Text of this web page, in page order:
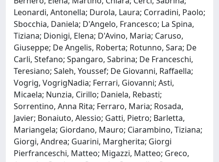
Leonardi, Antonella; Durola, Laura; Corradini, Paolo;
Sbocchia, Daniela; D'Angelo, Francesco; La Spina,
Tiziana; Dionigi, Elena; D'Avino, Maria; Caruso,
Giuseppe; De Angelis, Roberta; Rotunno, Sara; De
Carli, Stefano; Spangaro, Sabrina; De Franceschi,
Teresiano; Saleh, Youssef; De Giovanni, Raffaella;
Vogrig, VogrigNadia; Ferrari, Giovanni; Asti,
Micaela; Nunzia, Cirillo; Daniela, Rebasti;
Sorrentino, Anna Rita; Ferraro, Maria; Rosada,
Javier; Bonaiuto, Alessio; Gatti, Pietro; Barletta,
Mariangela; Giordano, Mauro; Ciarambino, Tiziana;
Giorgi, Andrea; Guarini, Margherita; Giorgi
Pierfranceschi, Matteo; Migazzi, Matteo; Greco,